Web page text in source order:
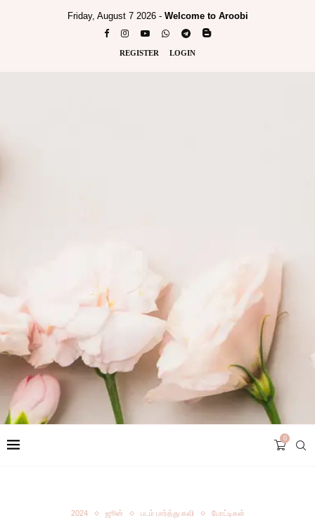
Friday, August 7 2026 - Welcome to Aroobi
REGISTER LOGIN
0
2024 ஜூன் படம் பார்த்து கவி போட்டிகள்